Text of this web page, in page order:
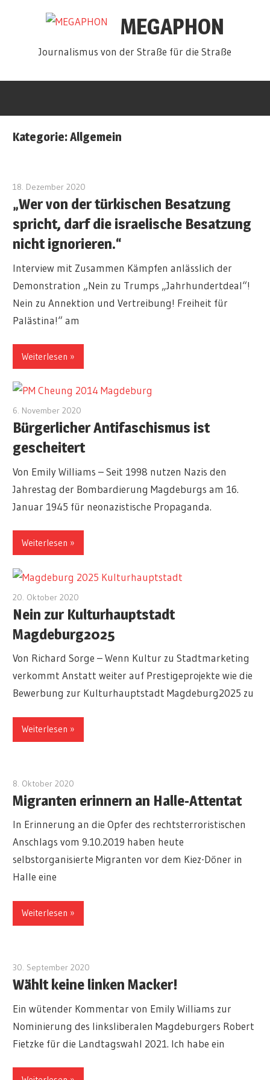
MEGAPHON
Journalismus von der Straße für die Straße
Kategorie:Allgemein
18. Dezember 2020
„Wer von der türkischen Besatzung
spricht, darf die israelische Besatzung
nicht ignorieren.“
Interview mit Zusammen Kämpfen anlässlich der
Demonstration „Nein zu Trumps „Jahrhundertdeal“!
Nein zu Annektion und Vertreibung! Freiheit für
Palästina!“ am
Weiterlesen
6. November 2020
Bürgerlicher Antifaschismus ist
gescheitert
Von Emily Williams – Seit 1998 nutzen Nazis den
Jahrestag der Bombardierung Magdeburgs am 16.
Januar 1945 für neonazistische Propaganda.
Weiterlesen
20. Oktober 2020
Nein zur Kulturhauptstadt
Magdeburg2025
Von Richard Sorge – Wenn Kultur zu Stadtmarketing
verkommt Anstatt weiter auf Prestigeprojekte wie die
Bewerbung zur Kulturhauptstadt Magdeburg2025 zu
Weiterlesen
8. Oktober 2020
Migranten erinnern an Halle-Attentat
In Erinnerung an die Opfer des rechtsterroristischen
Anschlags vom 9.10.2019 haben heute
selbstorganisierte Migranten vor dem Kiez-Döner in
Halle eine
Weiterlesen
30. September 2020
Wählt keine linken Macker!
Ein wütender Kommentar von Emily Williams zur
Nominierung des linksliberalen Magdeburgers Robert
Fietzke für die Landtagswahl 2021. Ich habe ein